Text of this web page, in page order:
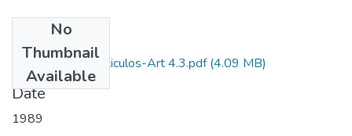
No
Thumbnail
Available
1989-V7-N4-Articulos-Art 4.3.pdf(4.09 MB)
Date
1989